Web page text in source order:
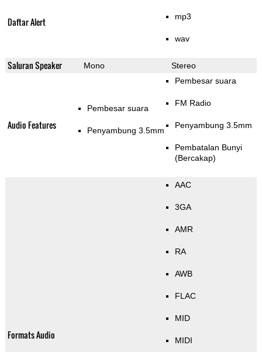
Daftar Alert mp3
wav
Saluran Speaker Mono Stereo
Audio Features
Pembesar suara
Penyambung 3.5mm
Pembesar suara
FM Radio
Penyambung 3.5mm
Pembatalan Bunyi
(Bercakap)
Formats Audio
AAC
3GA
AMR
RA
AWB
FLAC
MID
MIDI